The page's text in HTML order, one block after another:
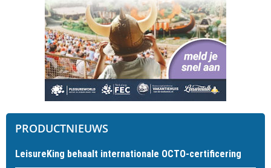
PRODUCTNIEUWS
LeisureKing behaalt internationale OCTO-certificering